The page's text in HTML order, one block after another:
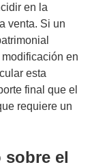
en la
venta. Si un
en
esta
final que el
requiere un
el